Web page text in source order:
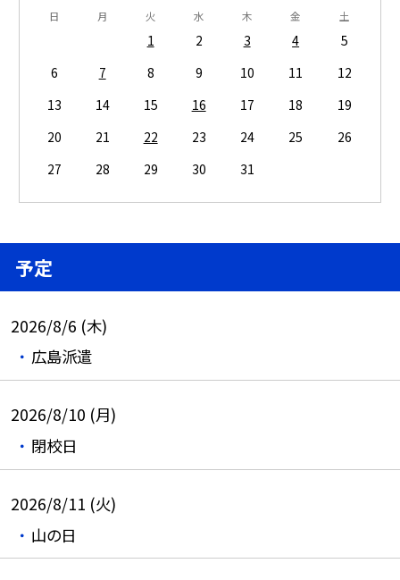
日 月 火 水 木 金 土
1 2 3 4
5
6
7 8 9 10 11
12
13
14 15 16 17 18
19
20
21 22 23 24 25
26
27
28 29 30 31
予定
2026/8/6 (木)
広島派遣
2026/8/10 (月)
閉校日
2026/8/11 (火)
山の日